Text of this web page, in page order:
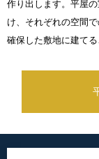
作り出します。平屋
け、それぞれの空間
確保した敷地に建て